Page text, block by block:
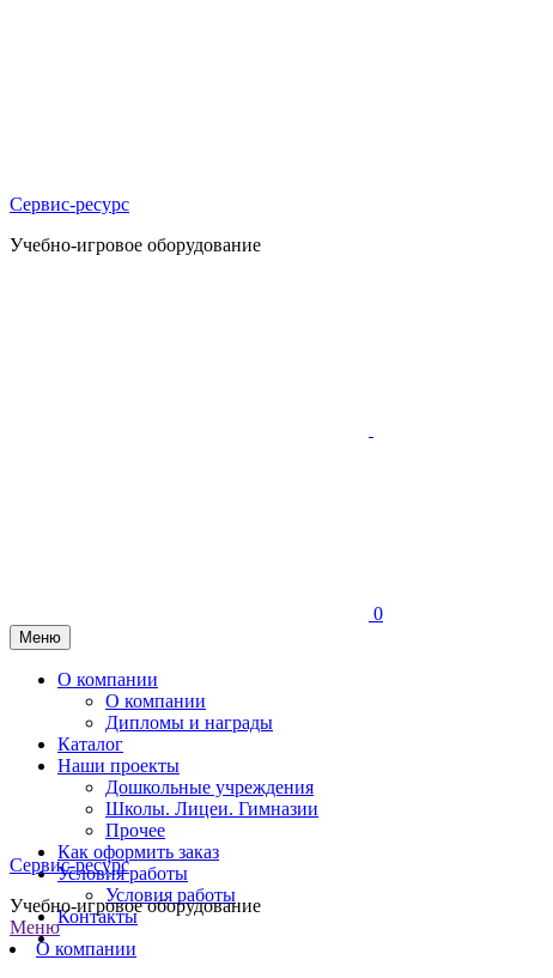
Сервис-ресурс
Учебно-игровое оборудование
0
Меню
О компании
О компании
Дипломы и награды
Каталог
Наши проекты
Дошкольные учреждения
Школы. Лицеи. Гимназии
Прочее
Как оформить заказ
Условия работы
Условия работы
Контакты
Сервис-ресурс
Учебно-игровое оборудование
Меню
О компании